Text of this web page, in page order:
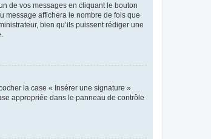
de vos messages en cliquant le bouton
message affichera le nombre de fois que
bien qu’ils puissent rédiger une
la case « Insérer une signature »
appropriée dans le panneau de contrôle